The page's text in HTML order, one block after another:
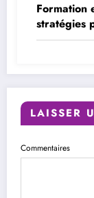
Formation
stratégies
LAISSER
Commentaires